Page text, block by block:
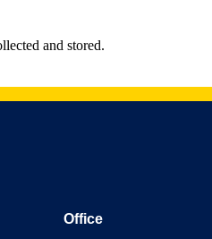
and stored.
Office